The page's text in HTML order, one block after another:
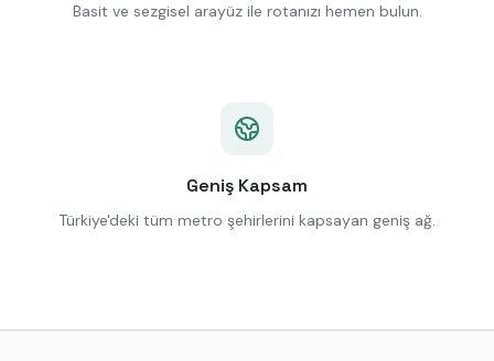
Basit ve sezgisel arayüz ile rotanızı hemen bulun.
Geniş Kapsam
Türkiye'deki tüm metro şehirlerini kapsayan geniş ağ.